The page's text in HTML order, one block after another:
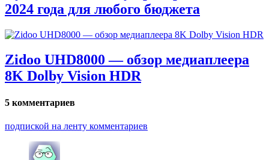
2024 года для любого бюджета
Zidoo UHD8000 — обзор медиаплеера
8K Dolby Vision HDR
5 комментариев
подпиской на ленту комментариев